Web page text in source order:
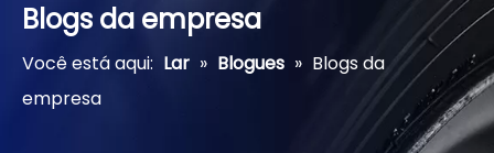
Blogs da empresa
Você está aqui: Lar » Blogues » Blogs da
empresa